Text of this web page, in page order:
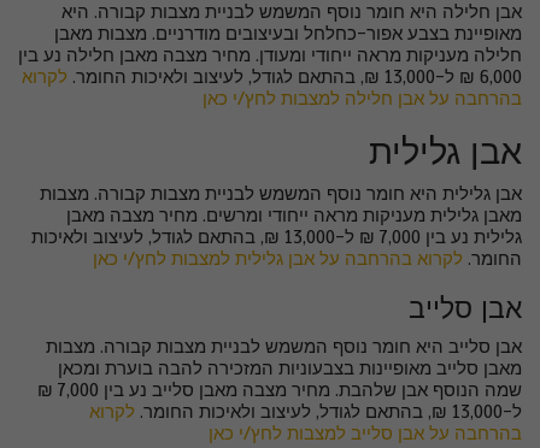
אבן חלילה היא חומר נוסף המשמש לבניית מצבות קבורה. היא
מאופיינת בצבע אפור-כחלחל ובעיצובים מודרניים. מצבות מאבן
חלילה מעניקות מראה ייחודי ומעודן. מחיר מצבה מאבן חלילה נע בין
6,000 ₪ ל-13,000 ₪, בהתאם לגודל, לעיצוב ולאיכות החומר.
לקרוא
בהרחבה על אבן חלילה למצבות לחץ/י כאן
אבן גלילית
אבן גלילית היא חומר נוסף המשמש לבניית מצבות קבורה. מצבות
מאבן גלילית מעניקות מראה ייחודי ומרשים. מחיר מצבה מאבן
גלילית נע בין 7,000 ₪ ל-13,000 ₪, בהתאם לגודל, לעיצוב ולאיכות
החומר. לקרוא בהרחבה על אבן גלילית למצבות לחץ/י כאן
אבן סלייב
אבן סלייב היא חומר נוסף המשמש לבניית מצבות קבורה. מצבות
מאבן סלייב מאופיינות בצבעוניות המזכירה להבה בוערת ומכאן
שמה הנוסף אבן שלהבת. מחיר מצבה מאבן סלייב נע בין 7,000 ₪
ל-13,000 ₪, בהתאם לגודל, לעיצוב ולאיכות החומר.
לקרוא
בהרחבה על אבן סלייב למצבות לחץ/י כאן